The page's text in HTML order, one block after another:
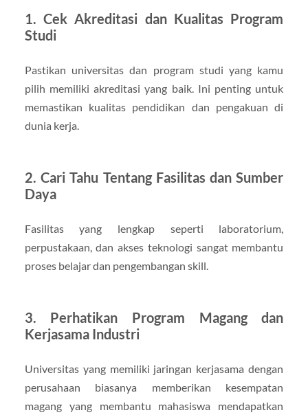
1. Cek Akreditasi dan Kualitas Program
Studi
Pastikan universitas dan program studi yang kamu
pilih memiliki akreditasi yang baik. Ini penting untuk
memastikan kualitas pendidikan dan pengakuan di
dunia kerja.
2. Cari Tahu Tentang Fasilitas dan Sumber
Daya
Fasilitas yang lengkap seperti laboratorium,
perpustakaan, dan akses teknologi sangat membantu
proses belajar dan pengembangan skill.
3. Perhatikan Program Magang dan
Kerjasama Industri
Universitas yang memiliki jaringan kerjasama dengan
perusahaan biasanya memberikan kesempatan
magang yang membantu mahasiswa mendapatkan